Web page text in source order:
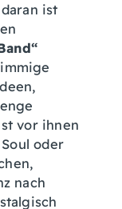
ist
vor ihnen
oder
nach